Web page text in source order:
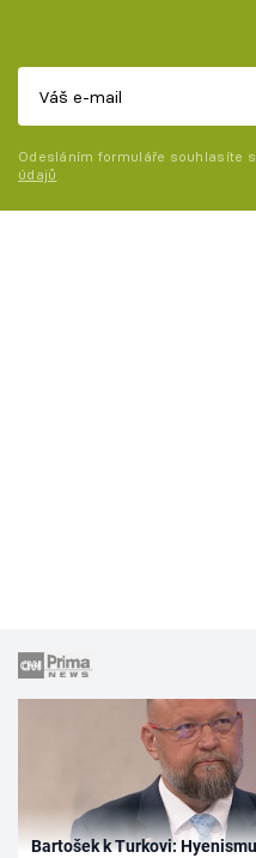
Odesláním formuláře souhlasíte s
údajů
Bartošek k Turkovi: